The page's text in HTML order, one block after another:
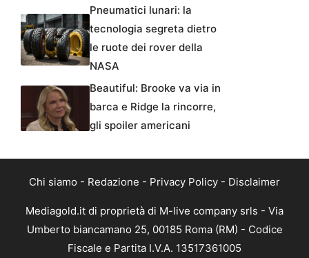
Pneumatici lunari: la
tecnologia segreta dietro
le ruote dei rover della
NASA
Beautiful: Brooke va via in
barca e Ridge la rincorre,
gli spoiler americani
Chi siamo - Redazione - Privacy Policy - Disclaimer
Mediagold.it di proprietà di M-live company srls - Via
Umberto biancamano 25, 00185 Roma (RM) - Codice
Fiscale e Partita I.V.A. 13517361005